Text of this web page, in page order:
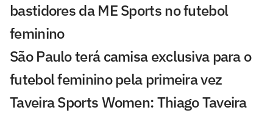
bastidores da ME Sports no futebol
feminino
São Paulo terá camisa exclusiva para o
futebol feminino pela primeira vez
Taveira Sports Women: Thiago Taveira